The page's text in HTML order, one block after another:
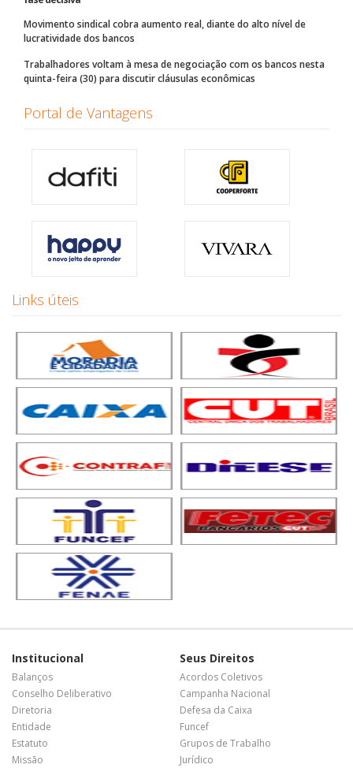
Movimento sindical cobra aumento real, diante do alto nível de
lucratividade dos bancos
Trabalhadores voltam à mesa de negociação com os bancos nesta
quinta-feira (30) para discutir cláusulas econômicas
Portal de Vantagens
Links úteis
Institucional
Balanços
Conselho Deliberativo
Diretoria
Entidade
Estatuto
Missão
Seus Direitos
Acordos Coletivos
Campanha Nacional
Defesa da Caixa
Funcef
Grupos de Trabalho
Jurídico